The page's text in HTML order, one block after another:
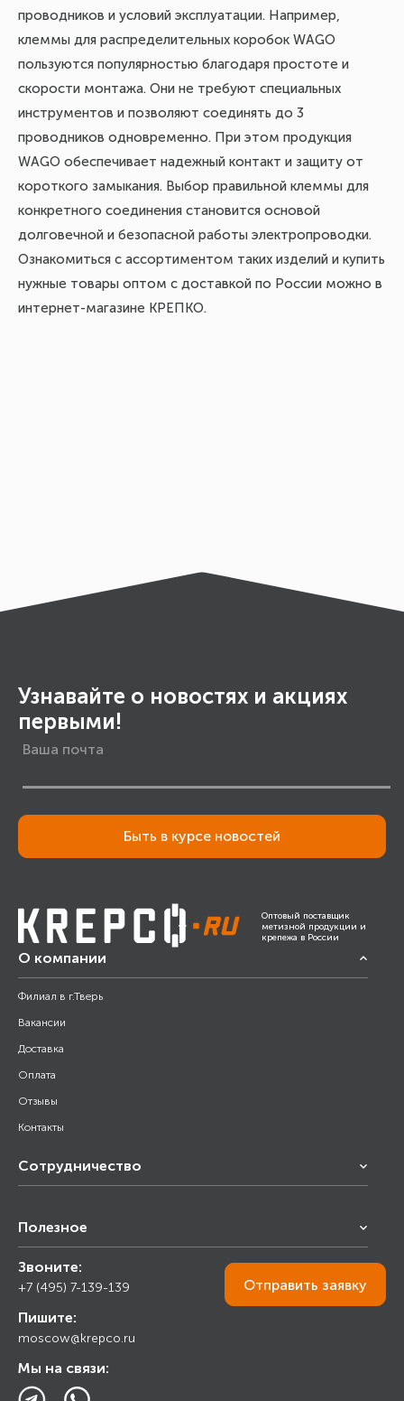
проводников и условий эксплуатации. Например,
клеммы для распределительных коробок WAGO
пользуются популярностью благодаря простоте и
скорости монтажа. Они не требуют специальных
инструментов и позволяют соединять до 3
проводников одновременно. При этом продукция
WAGO обеспечивает надежный контакт и защиту от
короткого замыкания. Выбор правильной клеммы для
конкретного соединения становится основой
долговечной и безопасной работы электропроводки.
Ознакомиться с ассортиментом таких изделий и купить
нужные товары оптом с доставкой по России можно в
интернет-магазине КРЕПКО.
Узнавайте о новостях и акциях
первыми!
Быть в курсе новостей
Оптовый поставщик
метизной продукции и
крепежа в России
О компании
Филиал в г.Тверь
Вакансии
Доставка
Оплата
Отзывы
Контакты
Сотрудничество
Снабжение строительства
Торговым организациям
Полезное
Калькулятор
Прайс лист
Ответы на вопросы
Блог
Звоните:
+7 (495) 7-139-139
Пишите:
moscow@krepco.ru
Мы на связи:
Отправить заявку